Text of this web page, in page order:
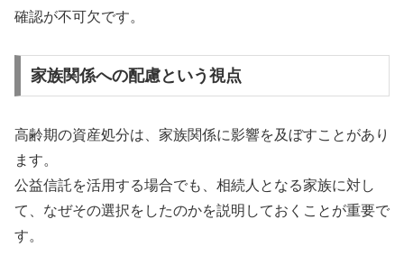
確認が不可欠です。
家族関係への配慮という視点
高齢期の資産処分は、家族関係に影響を及ぼすことがあり
ます。
公益信託を活用する場合でも、相続人となる家族に対し
て、なぜその選択をしたのかを説明しておくことが重要で
す。